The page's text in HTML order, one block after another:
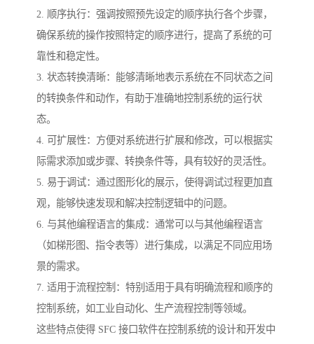
2. 顺序执行：强调按照预先设定的顺序执行各个步骤，
确保系统的操作按照特定的顺序进行，提高了系统的可
靠性和稳定性。
3. 状态转换清晰：能够清晰地表示系统在不同状态之间
的转换条件和动作，有助于准确地控制系统的运行状
态。
4. 可扩展性：方便对系统进行扩展和修改，可以根据实
际需求添加或步骤、转换条件等，具有较好的灵活性。
5. 易于调试：通过图形化的展示，使得调试过程更加直
观，能够快速发现和解决控制逻辑中的问题。
6. 与其他编程语言的集成：通常可以与其他编程语言
（如梯形图、指令表等）进行集成，以满足不同应用场
景的需求。
7. 适用于流程控制：特别适用于具有明确流程和顺序的
控制系统，如工业自动化、生产流程控制等领域。
这些特点使得 SFC 接口软件在控制系统的设计和开发中